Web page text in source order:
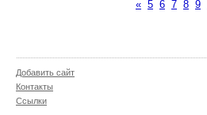
« 5 6 7 8 9
Добавить сайт
Контакты
Ссылки